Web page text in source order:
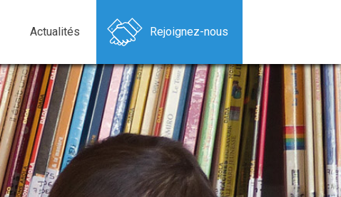
Actualités Rejoignez-nous